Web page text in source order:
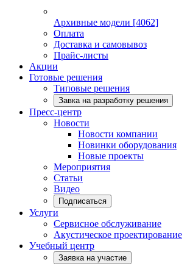
Архивные модели [4062]
Оплата
Доставка и самовывоз
Прайс-листы
Акции
Готовые решения
Типовые решения
Завка на разработку решения
Пресс-центр
Новости
Новости компании
Новинки оборудования
Новые проекты
Мероприятия
Статьи
Видео
Подписаться
Услуги
Сервисное обслуживание
Акустическое проектирование
Учебный центр
Заявка на участие